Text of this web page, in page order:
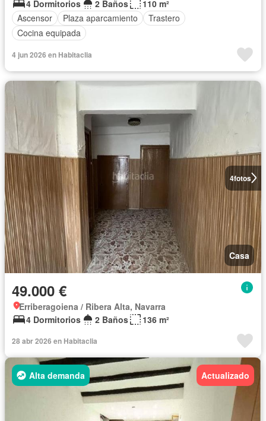
4 Dormitorios
2 Baños
110 m²
Ascensor
Plaza aparcamiento
Trastero
Cocina equipada
4 jun 2026 en Habitaclia
4fotos
Casa
49.000 €
Erriberagoiena / Ribera Alta, Navarra
4 Dormitorios
2 Baños 136 m²
28 abr 2026 en Habitaclia
Alta demanda Actualizado